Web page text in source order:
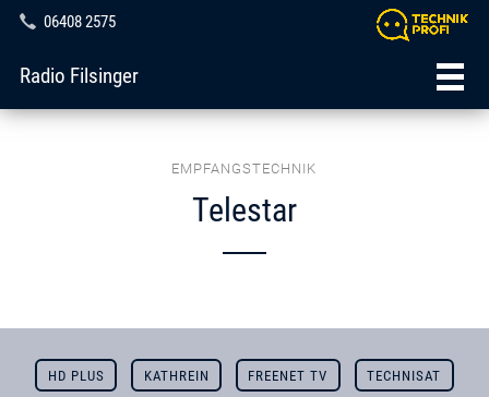
06408 2575
Radio Filsinger
EMPFANGSTECHNIK
Telestar
HD PLUS KATHREIN FREENET TV TECHNISAT